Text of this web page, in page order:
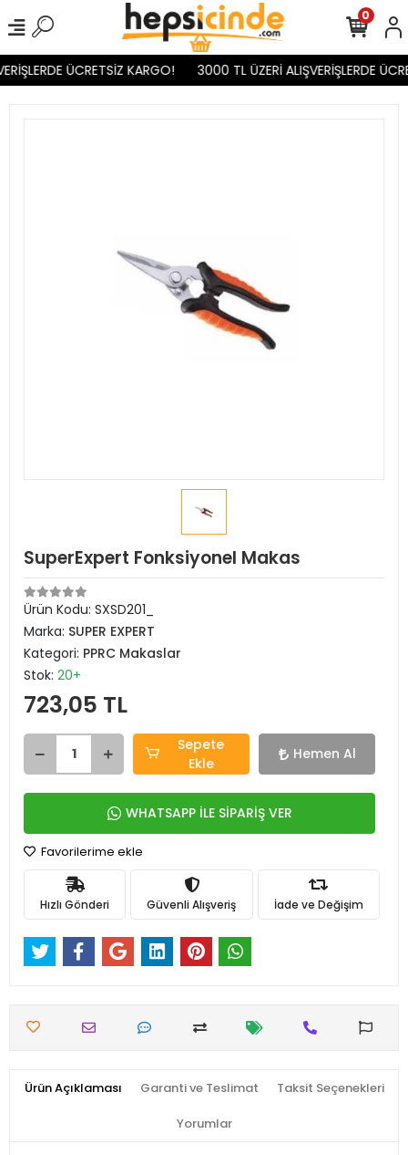
ÜCRETSİZ KARGO! 3000 TL ÜZERİ ALIŞVERİŞLERDE
0
SuperExpert Fonksiyonel Makas
Ürün Kodu: SXSD201_
Marka: SUPER EXPERT
Kategori: PPRC Makaslar
Stok: 20+
723,05 TL
Sepete
Ekle
Hemen Al
WHATSAPP İLE SİPARİŞ VER
Favorilerime ekle
Hızlı Gönderi Güvenli Alışveriş İade ve Değişim
Ürün Açıklaması Garanti ve Teslimat Taksit Seçenekleri
Yorumlar